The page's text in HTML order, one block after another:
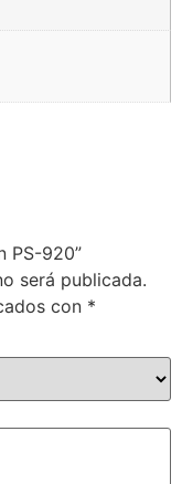
PS-920”
será publicada.
con *